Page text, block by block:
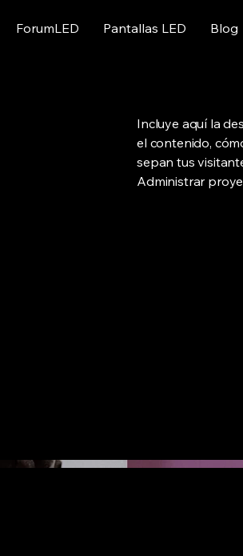
ForumLED Pantallas LED Blog
Incluye aquí la
el contenido,
sepan tus
Administrar